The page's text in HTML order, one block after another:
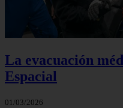
La evacuación
Espacial
01/03/2026